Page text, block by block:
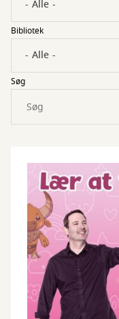
Bibliotek
Søg